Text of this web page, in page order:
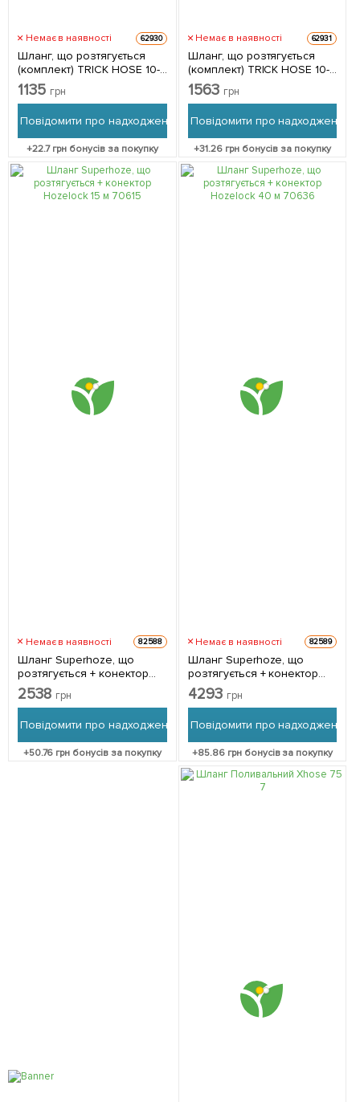
Немає в наявності 62930
Шланг, що розтягується
(комплект) TRICK HOSE 10-
30м – зелений, пакет,
Bradas WTH1030GR-T-L
1135 грн
Повідомити про надходження
+22.7грн бонусів за покупку
Немає в наявності 62931
Шланг, що розтягується
(комплект) TRICK HOSE 10-
30м – лайм, коробка,
Bradas WTH1030GR
1563 грн
Повідомити про надходження
+31.26 грн бонусів за покупку
Немає в наявності 82588
Шланг Superhoze, що
розтягується + конектор
Hozelock 15 м 7061
2538 грн
Повідомити про надходження
+50.76 грн бонусів за покупку
Немає в наявності 82589
Шланг Superhoze, що
розтягується + конектор
Hozelock 40 м 7063
4293 грн
Повідомити про надходження
+85.86грн бонусів за покупку